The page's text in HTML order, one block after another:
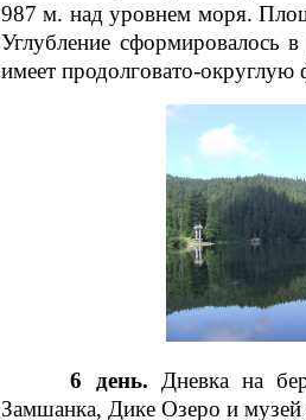
987 м. над уровнем моря.
Углубление сформировалось
имеет продолговато-округлую
6 день.
Дневка на
Замшанка, Дике Озеро и музей